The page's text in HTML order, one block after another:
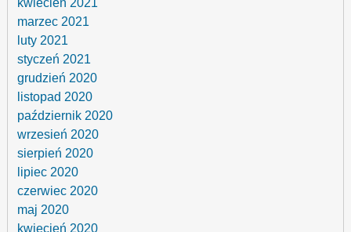
kwiecień 2021
marzec 2021
luty 2021
styczeń 2021
grudzień 2020
listopad 2020
październik 2020
wrzesień 2020
sierpień 2020
lipiec 2020
czerwiec 2020
maj 2020
kwiecień 2020